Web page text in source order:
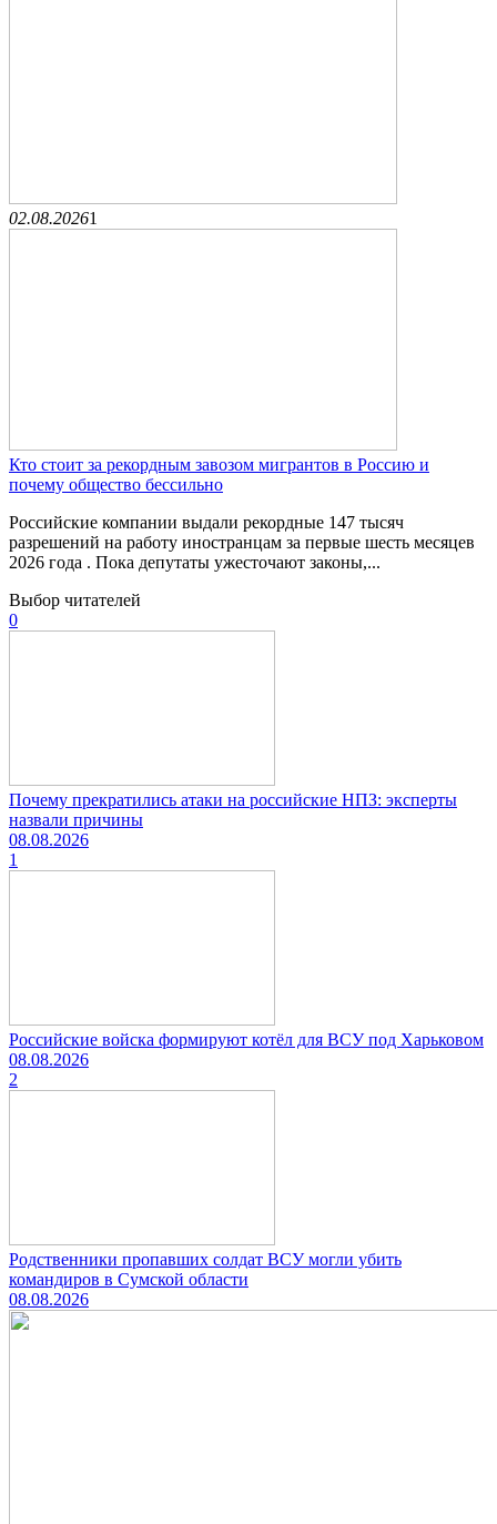
02.08.20261
Кто стоит за рекордным завозом мигрантов в Россию и
почему общество бессильно
Российские компании выдали рекордные 147 тысяч
разрешений на работу иностранцам за первые шесть месяцев
2026 года . Пока депутаты ужесточают законы,...
Выбор читателей
0
Почему прекратились атаки на российские НПЗ: эксперты
назвали причины
08.08.2026
1
Российские войска формируют котёл для ВСУ под Харьковом
08.08.2026
2
Родственники пропавших солдат ВСУ могли убить
командиров в Сумской области
08.08.2026